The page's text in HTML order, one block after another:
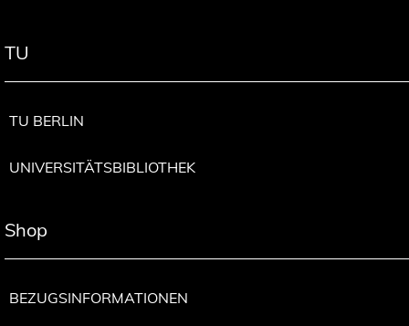
TU
TU BERLIN
UNIVERSITÄTSBIBLIOTHEK
Shop
BEZUGSINFORMATIONEN